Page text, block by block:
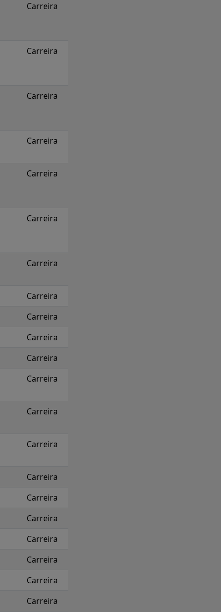
Carreira
Carreira
Carreira
Carreira
Carreira
Carreira
Carreira
Carreira
Carreira
Carreira
Carreira
Carreira
Carreira
Carreira
Carreira
Carreira
Carreira
Carreira
Carreira
Carreira
Carreira